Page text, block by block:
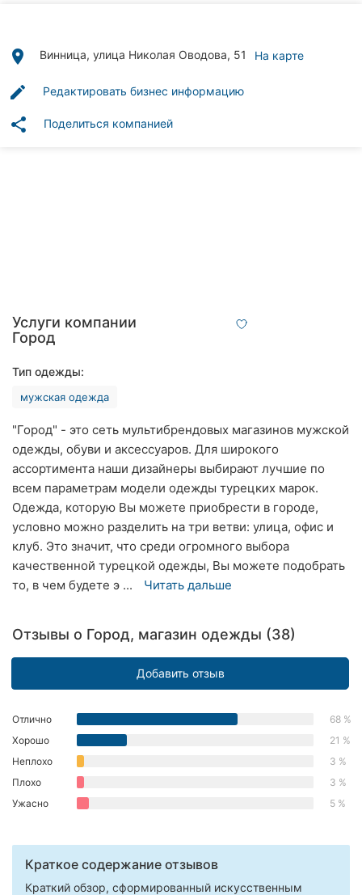
рубрики
Хмельницкий
Ровно
Кропивницкий
Киев
Харьков
Запорожье
Днепр
Кривой
Херсон
Чернигов
Черкассы
Черновцы
place Винница, улица Николая Оводова, 51 На карте
edit Редактировать бизнес информацию
share Поделиться компанией
Услуги компании
Город
Тип одежды:
мужская одежда
"Город" - это сеть мультибрендовых магазинов мужской
одежды, обуви и аксессуаров. Для широкого
ассортимента наши дизайнеры выбирают лучшие по
всем параметрам модели одежды турецких марок.
Одежда, которую Вы можете приобрести в городе,
условно можно разделить на три ветви: улица, офис и
клуб. Это значит, что среди огромного выбора
качественной турецкой одежды, Вы можете подобрать
то, в чем будете э ...
Читать дальше
Отзывы о Город, магазин одежды (38)
Добавить отзыв
Отлично
68 %
Хорошо
21 %
Неплохо
3 %
Плохо
3 %
Ужасно
5 %
Краткое содержание отзывов
Краткий обзор, сформированный искусственным